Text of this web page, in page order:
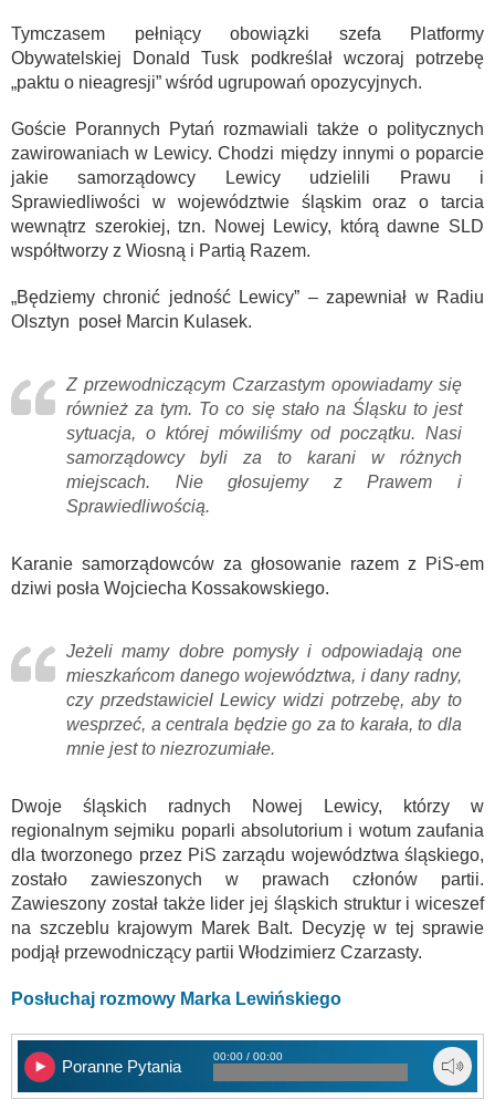
Tymczasem pełniący obowiązki szefa Platformy
Obywatelskiej Donald Tusk podkreślał wczoraj potrzebę
„paktu o nieagresji” wśród ugrupowań opozycyjnych.
Goście Porannych Pytań rozmawiali także o politycznych
zawirowaniach w Lewicy. Chodzi między innymi o poparcie
jakie samorządowcy Lewicy udzielili Prawu i
Sprawiedliwości w województwie śląskim oraz o tarcia
wewnątrz szerokiej, tzn. Nowej Lewicy, którą dawne SLD
współtworzy z Wiosną i Partią Razem.
„Będziemy chronić jedność Lewicy” – zapewniał w Radiu
Olsztyn poseł Marcin Kulasek.
Z przewodniczącym Czarzastym opowiadamy się
również za tym. To co się stało na Śląsku to jest
sytuacja, o której mówiliśmy od początku. Nasi
samorządowcy byli za to karani w różnych
miejscach. Nie głosujemy z Prawem i
Sprawiedliwością.
Karanie samorządowców za głosowanie razem z PiS-em
dziwi posła Wojciecha Kossakowskiego.
Jeżeli mamy dobre pomysły i odpowiadają one
mieszkańcom danego województwa, i dany radny,
czy przedstawiciel Lewicy widzi potrzebę, aby to
wesprzeć, a centrala będzie go za to karała, to dla
mnie jest to niezrozumiałe.
Dwoje śląskich radnych Nowej Lewicy, którzy w
regionalnym sejmiku poparli absolutorium i wotum zaufania
dla tworzonego przez PiS zarządu województwa śląskiego,
zostało zawieszonych w prawach członów partii.
Zawieszony został także lider jej śląskich struktur i wiceszef
na szczeblu krajowym Marek Balt. Decyzję w tej sprawie
podjął przewodniczący partii Włodzimierz Czarzasty.
Posłuchaj rozmowy Marka Lewińskiego
Poranne Pytania
00:00 / 00:00